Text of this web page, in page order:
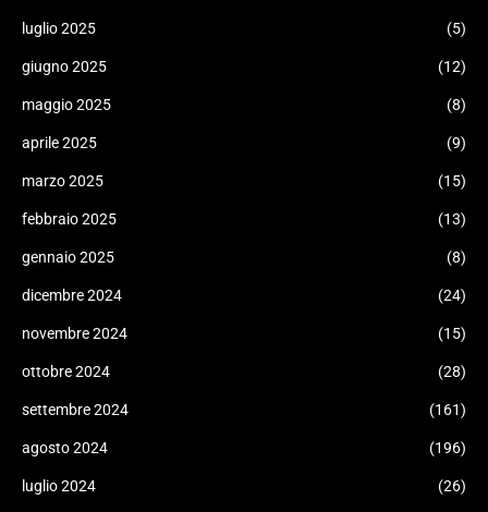
luglio 2025 (5)
giugno 2025 (12)
maggio 2025 (8)
aprile 2025 (9)
marzo 2025 (15)
febbraio 2025 (13)
gennaio 2025 (8)
dicembre 2024 (24)
novembre 2024 (15)
ottobre 2024 (28)
settembre 2024 (161)
agosto 2024 (196)
luglio 2024 (26)